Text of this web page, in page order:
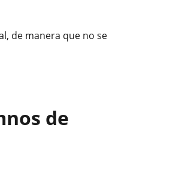
de manera que no se
de